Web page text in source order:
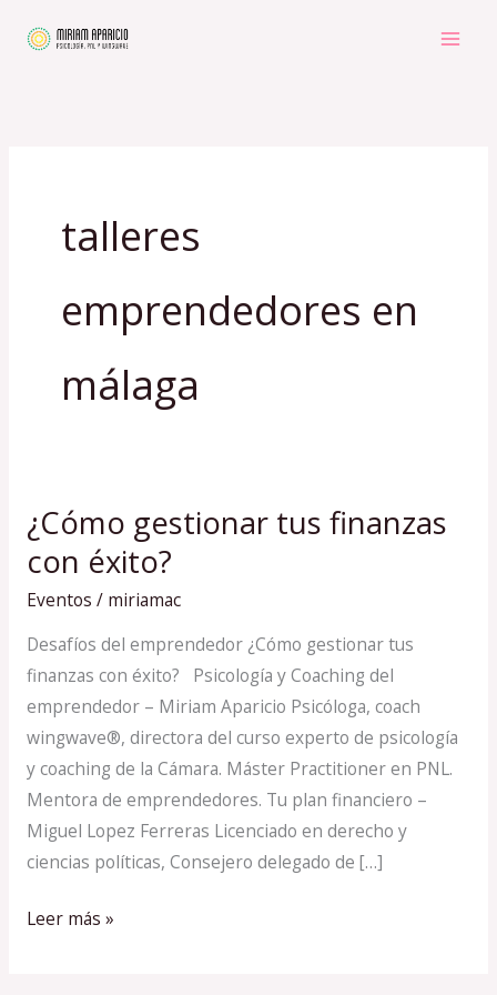
talleres
emprendedores en
málaga
¿Cómo gestionar tus finanzas
con éxito?
Eventos / miriamac
Desafíos del emprendedor ¿Cómo gestionar tus
finanzas con éxito? Psicología y Coaching del
emprendedor – Miriam Aparicio Psicóloga, coach
wingwave®, directora del curso experto de psicología
y coaching de la Cámara. Máster Practitioner en PNL.
Mentora de emprendedores. Tu plan financiero –
Miguel Lopez Ferreras Licenciado en derecho y
ciencias políticas, Consejero delegado de […]
¿Cómo
gestionar
tus
finanzas
con
éxito?
Leer más »